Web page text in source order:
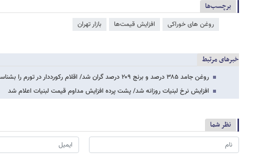
برچسب‌ها
روغن های خوراکی افزایش قیمت‌ها بازار تهران
خبرهای مرتبط
روغن جامد ۳۸۵ درصد و برنج ۲۰۹ درصد گران شد/ اقلام رکورددار در تورم را بشناسید
افزایش نرخ لبنیات روزانه شد/ پشت پرده افزایش مداوم قیمت لبنیات اعلام شد
نظر شما